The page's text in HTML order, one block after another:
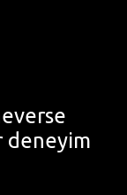
deneyim